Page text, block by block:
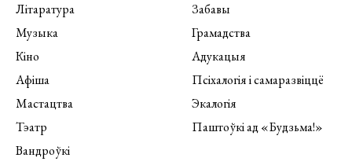
Літаратура
Музыка
Кіно
Афіша
Мастацтва
Тэатр
Вандроўкі
Забавы
Грамадства
Адукацыя
Псіхалогія і самаразвіццё
Экалогія
Паштоўкі ад «Будзьма!»